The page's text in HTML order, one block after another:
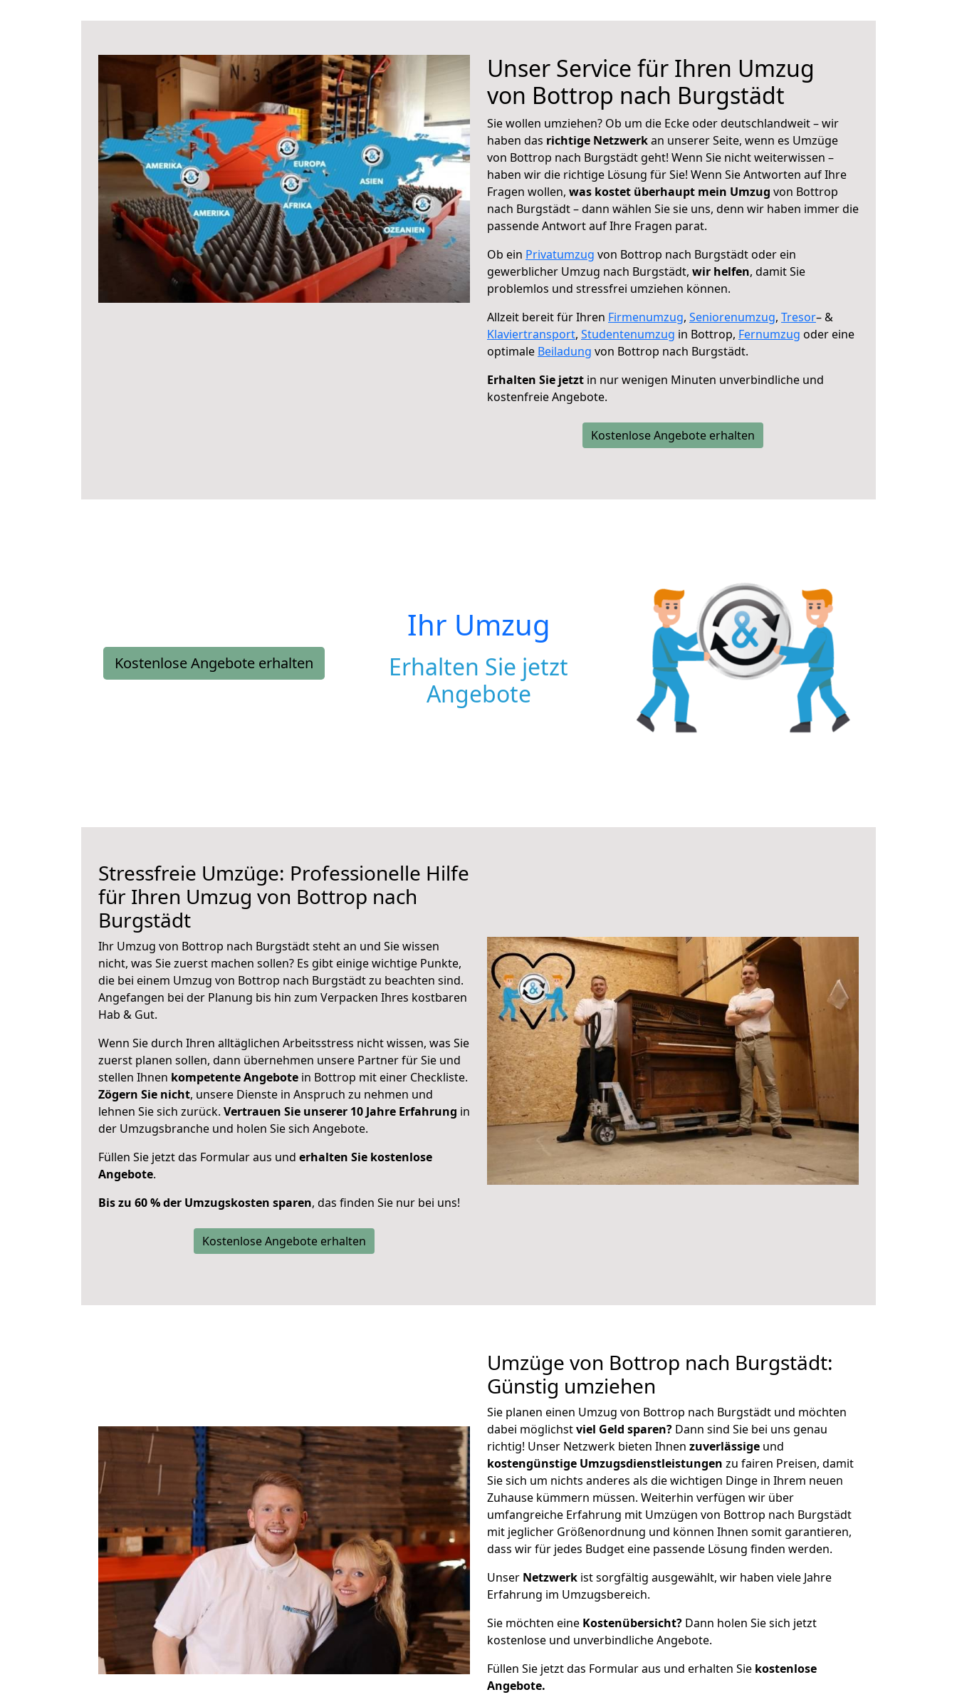
Unser Service für Ihren Umzug
von Bottrop nach Burgstädt
Sie wollen umziehen? Ob um die Ecke oder deutschlandweit – wir
haben das richtige Netzwerkan unserer Seite, wenn es Umzüge
von Bottrop nach Burgstädt geht! Wenn Sie nicht weiterwissen –
haben wir die richtige Lösung für Sie! Wenn Sie Antworten auf Ihre
Fragen wollen, was kostet überhaupt mein Umzug von Bottrop
nach Burgstädt – dann wählen Sie sie uns, denn wir haben immer die
passende Antwort auf Ihre Fragen parat.
Ob ein Privatumzug von Bottrop nach Burgstädt oder ein
gewerblicher Umzug nach Burgstädt, wir helfen, damit Sie
problemlos und stressfrei umziehen können.
Allzeit bereit für Ihren Firmenumzug, Seniorenumzug, Tresor– &
Klaviertransport, Studentenumzug in Bottrop, Fernumzug oder eine
optimale Beiladung von Bottrop nach Burgstädt.
Erhalten Sie jetzt in nur wenigen Minuten unverbindliche und
kostenfreie Angebote.
Kostenlose Angebote erhalten
Kostenlose Angebote erhalten
Ihr Umzug
Erhalten Sie jetzt
Angebote
Stressfreie Umzüge: Professionelle Hilfe
für Ihren Umzug von Bottrop nach
Burgstädt
Ihr Umzug von Bottrop nach Burgstädt steht an und Sie wissen
nicht, was Sie zuerst machen sollen? Es gibt einige wichtige Punkte,
die bei einem Umzug von Bottrop nach Burgstädt zu beachten sind.
Angefangen bei der Planung bis hin zum Verpacken Ihres kostbaren
Hab & Gut.
Wenn Sie durch Ihren alltäglichen Arbeitsstress nicht wissen, was Sie
zuerst planen sollen, dann übernehmen unsere Partner für Sie und
stellen Ihnen kompetente Angebote in Bottrop mit einer Checkliste.
Zögern Sie nicht, unsere Dienste in Anspruch zu nehmen und
lehnen Sie sich zurück. Vertrauen Sie unserer 10 Jahre Erfahrung in
der Umzugsbranche und holen Sie sich Angebote.
Füllen Sie jetzt das Formular aus und erhalten Sie kostenlose
Angebote.
Bis zu 60 % der Umzugskosten sparen, das finden Sie nur bei uns!
Kostenlose Angebote erhalten
Umzüge von Bottrop nach Burgstädt:
Günstig umziehen
Sie planen einen Umzug von Bottrop nach Burgstädt und möchten
dabei möglichstviel Geld sparen? Dann sind Sie bei uns genau
richtig! Unser Netzwerk bieten Ihnen zuverlässige und
kostengünstige Umzugsdienstleistungen zu fairen Preisen, damit
Sie sich um nichts anderes als die wichtigen Dinge in Ihrem neuen
Zuhause kümmern müssen. Weiterhin verfügen wir über
umfangreiche Erfahrung mit Umzügen von Bottrop nach Burgstädt
mit jeglicher Größenordnung und können Ihnen somit garantieren,
dass wir für jedes Budget eine passende Lösung finden werden.
Unser Netzwerk ist sorgfältig ausgewählt, wir haben viele Jahre
Erfahrung im Umzugsbereich.
Sie möchten eine Kostenübersicht? Dann holen Sie sich jetzt
kostenlose und unverbindliche Angebote.
Füllen Sie jetzt das Formular aus und erhalten Sie kostenlose
Angebote.